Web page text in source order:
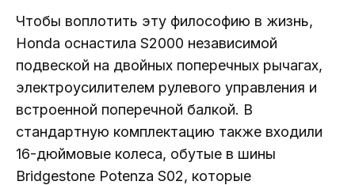
Чтобы воплотить эту философию в жизнь,
Honda оснастила S2000 независимой
подвеской на двойных поперечных рычагах,
электроусилителем рулевого управления и
встроенной поперечной балкой. В
стандартную комплектацию также входили
16-дюймовые колеса, обутые в шины
Bridgestone Potenza S02, которые